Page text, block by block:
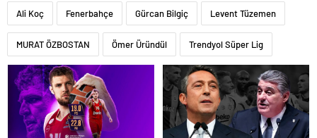
Ali Koç Fenerbahçe Gürcan Bilgiç Levent Tüzemen
MURAT ÖZBOSTAN Ömer Üründül Trendyol Süper Lig